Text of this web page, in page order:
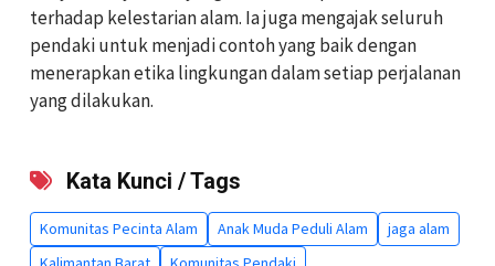
terhadap kelestarian alam. Ia juga mengajak seluruh
pendaki untuk menjadi contoh yang baik dengan
menerapkan etika lingkungan dalam setiap perjalanan
yang dilakukan.
Kata Kunci / Tags
Komunitas Pecinta Alam Anak Muda Peduli Alam
jaga alam